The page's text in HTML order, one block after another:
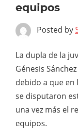
equipos
Posted by
La dupla de la
Génesis
debido a que en
se disputaron
una vez más el
equipos.